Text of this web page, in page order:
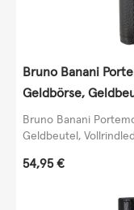
Bruno Banani
Geldbörse,
Klappe, echt
Bruno Banani
Geldbeutel,
Regulärer Preis:
54,95 €